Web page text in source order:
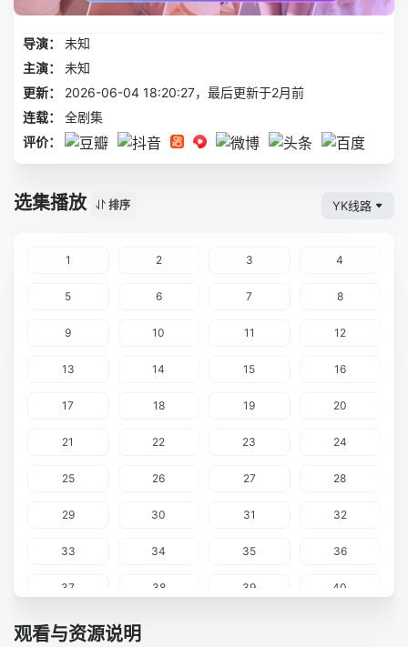
导演：
未知
主演：
未知
更新：
2026-06-04 18:20:27，最后更新于2月前
连载：
全剧集
评价：
选集播放 排序 YK线路
1 2 3 4
5 6 7 8
9 10 11 12
13 14 15 16
17 18 19 20
21 22 23 24
25 26 27 28
29 30 31 32
33 34 35 36
37 38 39 40
41
观看与资源说明